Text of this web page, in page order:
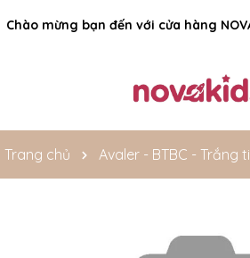
Chào mừng bạn đến với cửa hàng
Rất nhiều ưu đãi và chương trình
bạn
Trang chủ Avaler - BTBC - Trắng